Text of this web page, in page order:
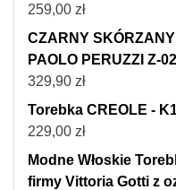
259,00 zł
CZARNY
PAOLO PERUZZI Z-
329,90 zł
Torebka CREOLE -
229,00 zł
Modne Włoskie
firmy Vittoria Gotti z